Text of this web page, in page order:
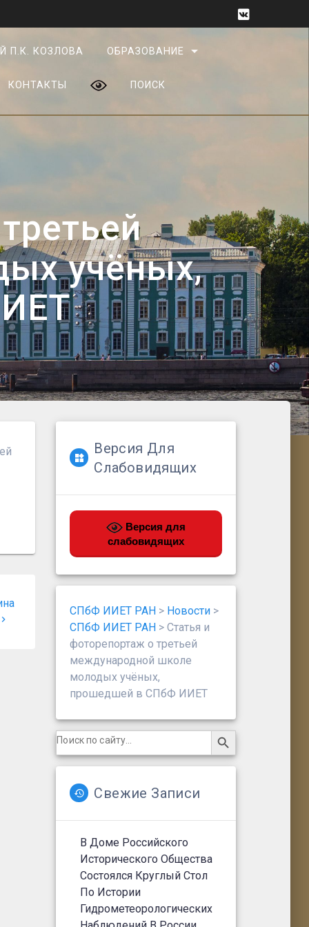
П.К. КОЗЛОВА ОБРАЗОВАНИЕ
КОНТАКТЫ ПОИСК
учёных,
Версия Для
Слабовидящих
Версия для
слабовидящих
СПбФ ИИЕТ РАН > Новости >
СПбФ ИИЕТ РАН >Статья и
фоторепортаж о третьей
международной школе
молодых учёных,
прошедшей в СПбФ ИИЕТ
Search
for:
Search Button
Свежие Записи
В Доме Российского
Исторического Общества
Состоялся Круглый Стол
По Истории
Гидрометеорологических